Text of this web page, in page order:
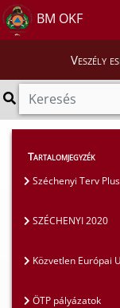
BM OKF
Veszély
Szakmai
SZÉCHENYI 2020
Tartalomjegyzék
Széchenyi Terv
SZÉCHENYI 2020
Közvetlen Európai
ÖTP pályázatok